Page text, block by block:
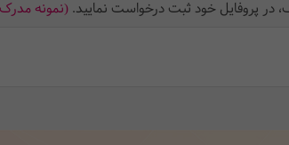
در پروفایل خود ثبت‌ درخواست نمایید. (نمونه